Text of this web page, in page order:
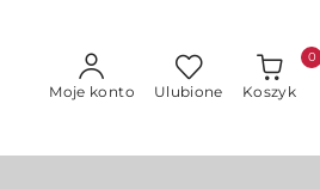
Moje konto Ulubione Koszyk
0